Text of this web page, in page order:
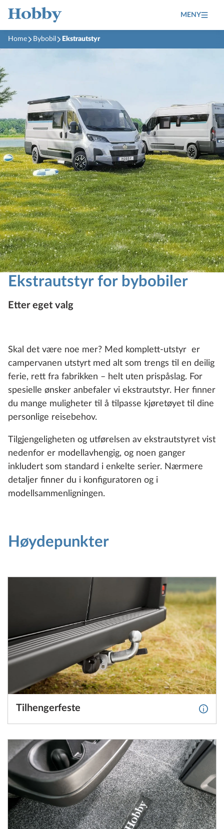
MENY
Home Bybobil Ekstrautstyr
Ekstrautstyr for bybobiler
Etter eget valg
Skal det være noe mer? Med komplett-utstyr er
campervanen utstyrt med alt som trengs til en deilig
ferie, rett fra fabrikken – helt uten prispåslag. For
spesielle ønsker anbefaler vi ekstrautstyr. Her finner
du mange muligheter til å tilpasse kjøretøyet til dine
personlige reisebehov.
Tilgjengeligheten og utførelsen av ekstrautstyret vist
nedenfor er modellavhengig, og noen ganger
inkludert som standard i enkelte serier. Nærmere
detaljer finner du i konfiguratoren og i
modellsammenligningen.
Høydepunkter
Tilhengerfeste Mer